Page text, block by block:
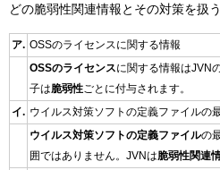
どの脆弱性関連情報とその対策を扱う
ア. OSSのライセンスに関する情報
OSSのライセンスに関する情報はJVN
子は脆弱性ごとに付与されます。
イ. ウイルス対策ソフトの定義ファイルの
ウイルス対策ソフトの定義ファイルの
囲ではありません。JVNは脆弱性関連